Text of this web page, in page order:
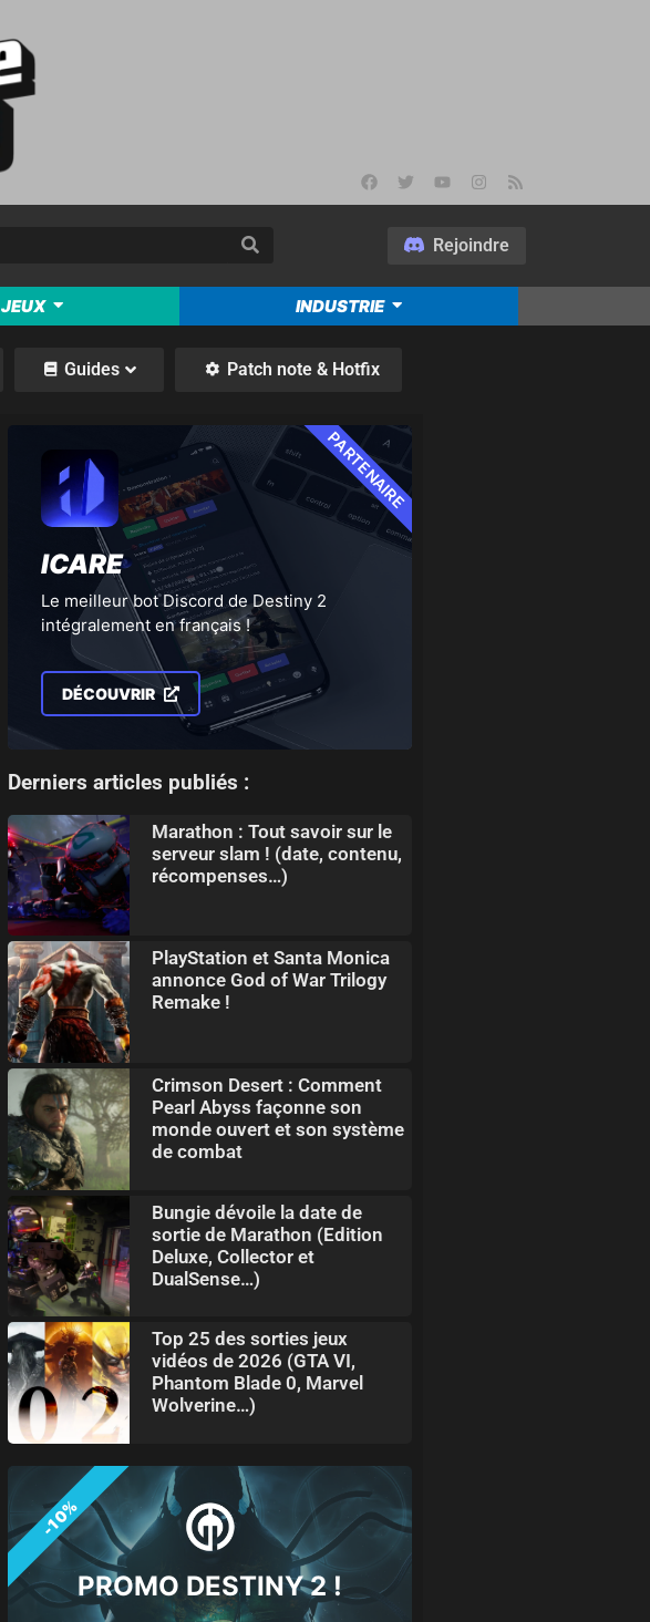
Rejoindre
JEUX INDUSTRIE
Guides Patch note & Hotfix
ICARE
Le meilleur bot Discord de Destiny 2
intégralement en français !
DÉCOUVRIR
PARTENAIRE
Derniers articles publiés :
Marathon : Tout savoir sur le
serveur slam ! (date, contenu,
récompenses…)
PlayStation et Santa Monica
annonce God of War Trilogy
Remake !
Crimson Desert : Comment
Pearl Abyss façonne son
monde ouvert et son système
de combat
Bungie dévoile la date de
sortie de Marathon (Edition
Deluxe, Collector et
DualSense…)
Top 25 des sorties jeux
vidéos de 2026 (GTA VI,
Phantom Blade 0, Marvel
Wolverine…)
PROMO DESTINY 2 !
-10%